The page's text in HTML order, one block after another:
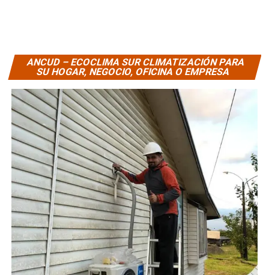
ANCUD – ECOCLIMA SUR CLIMATIZACIÓN PARA
SU HOGAR, NEGOCIO, OFICINA O EMPRESA